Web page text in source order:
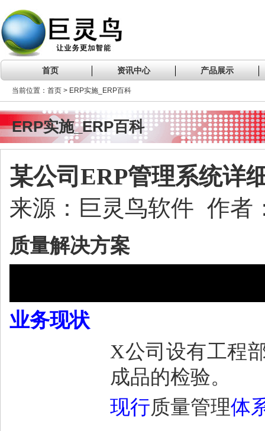
首页 资讯中心 产品展示
当前位置：首页 > ERP实施_ERP百科
ERP实施_ERP百科
某公司ERP管理系统详
来源：巨灵鸟软件 作者
质量解决方案
业务现状
X公司设有工程
成品的检验。
现行质量管理体